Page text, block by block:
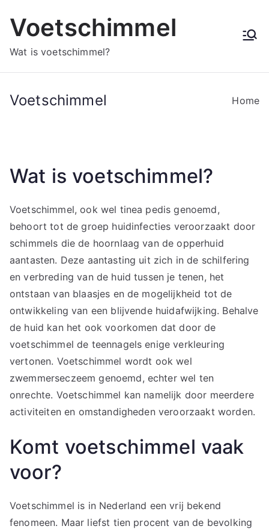
naar
inhoud
Voetschimmel
Wat is voetschimmel?
Voetschimmel Home
Wat is voetschimmel?
Voetschimmel, ook wel tinea pedis genoemd,
behoort tot de groep huidinfecties veroorzaakt door
schimmels die de hoornlaag van de opperhuid
aantasten. Deze aantasting uit zich in de schilfering
en verbreding van de huid tussen je tenen, het
ontstaan van blaasjes en de mogelijkheid tot de
ontwikkeling van een blijvende huidafwijking. Behalve
de huid kan het ook voorkomen dat door de
voetschimmel de teennagels enige verkleuring
vertonen. Voetschimmel wordt ook wel
zwemmerseczeem genoemd, echter wel ten
onrechte. Voetschimmel kan namelijk door meerdere
activiteiten en omstandigheden veroorzaakt worden.
Komt voetschimmel vaak
voor?
Voetschimmel is in Nederland een vrij bekend
fenomeen. Maar liefst tien procent van de bevolking